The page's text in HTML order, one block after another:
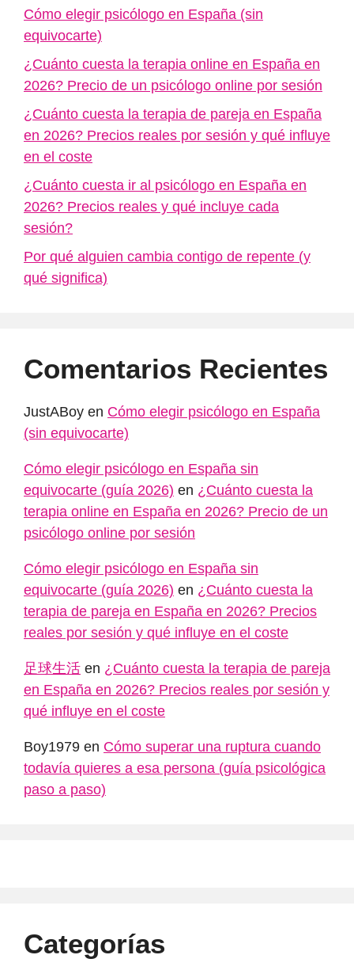
Cómo elegir psicólogo en España (sin
equivocarte)
¿Cuánto cuesta la terapia online en España en
2026? Precio de un psicólogo online por sesión
¿Cuánto cuesta la terapia de pareja en España
en 2026? Precios reales por sesión y qué influye
en el coste
¿Cuánto cuesta ir al psicólogo en España en
2026? Precios reales y qué incluye cada
sesión?
Por qué alguien cambia contigo de repente (y
qué significa)
Comentarios Recientes
JustABoy en Cómo elegir psicólogo en España
(sin equivocarte)
Cómo elegir psicólogo en España sin
equivocarte (guía 2026) en ¿Cuánto cuesta la
terapia online en España en 2026? Precio de un
psicólogo online por sesión
Cómo elegir psicólogo en España sin
equivocarte (guía 2026) en ¿Cuánto cuesta la
terapia de pareja en España en 2026? Precios
reales por sesión y qué influye en el coste
足球生活 en ¿Cuánto cuesta la terapia de pareja
en España en 2026? Precios reales por sesión y
qué influye en el coste
Boy1979 en Cómo superar una ruptura cuando
todavía quieres a esa persona (guía psicológica
paso a paso)
Categorías